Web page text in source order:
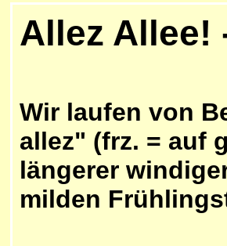
Allez Allee!
Wir laufen von
allez" (frz. = auf
längerer
milden